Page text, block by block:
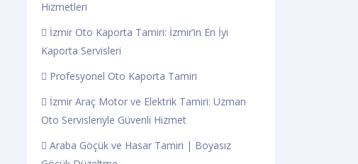
Hizmetleri
İzmir Oto Kaporta Tamiri: İzmir’in En İyi
Kaporta Servisleri
Profesyonel Oto Kaporta Tamiri
İzmir Araç Motor ve Elektrik Tamiri: Uzman
Oto Servisleriyle Güvenli Hizmet
Araba Göçük ve Hasar Tamiri | Boyasız